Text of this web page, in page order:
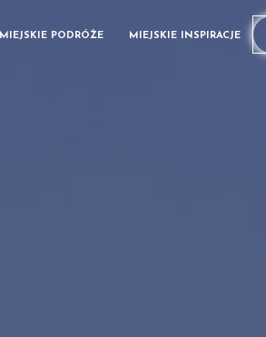
MIEJSKIE PODRÓŻE MIEJSKIE INSPIRACJE